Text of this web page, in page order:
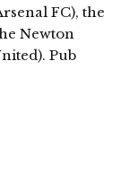
FC), the
Newton
Pub